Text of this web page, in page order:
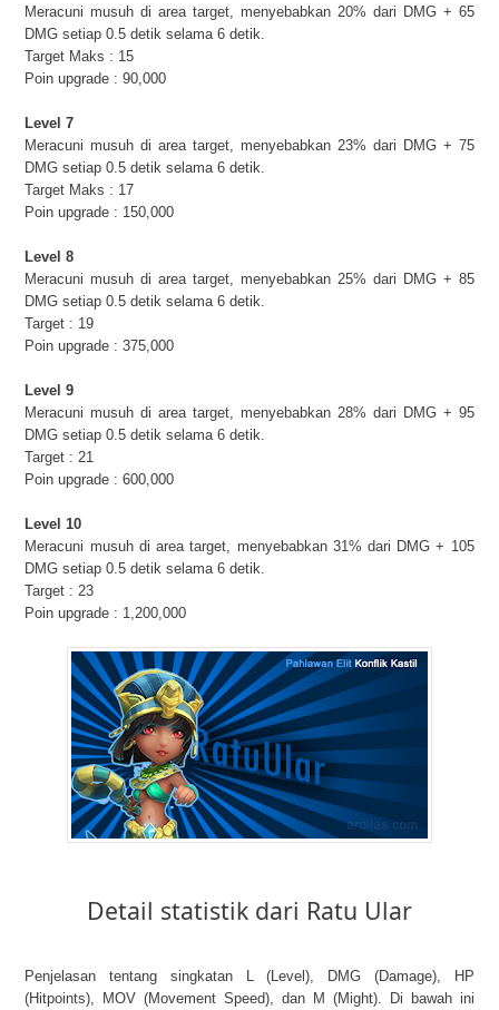
Meracuni musuh di area target, menyebabkan 20% dari DMG + 65
DMG setiap 0.5 detik selama 6 detik.
Target Maks : 15
Poin upgrade : 90,000
Level 7
Meracuni musuh di area target, menyebabkan 23% dari DMG + 75
DMG setiap 0.5 detik selama 6 detik.
Target Maks : 17
Poin upgrade : 150,000
Level 8
Meracuni musuh di area target, menyebabkan 25% dari DMG + 85
DMG setiap 0.5 detik selama 6 detik.
Target : 19
Poin upgrade : 375,000
Level 9
Meracuni musuh di area target, menyebabkan 28% dari DMG + 95
DMG setiap 0.5 detik selama 6 detik.
Target : 21
Poin upgrade : 600,000
Level 10
Meracuni musuh di area target, menyebabkan 31% dari DMG + 105
DMG setiap 0.5 detik selama 6 detik.
Target : 23
Poin upgrade : 1,200,000
Detail statistik dari Ratu Ular
Penjelasan tentang singkatan L (Level), DMG (Damage), HP
(Hitpoints), MOV (Movement Speed), dan M (Might). Di bawah ini